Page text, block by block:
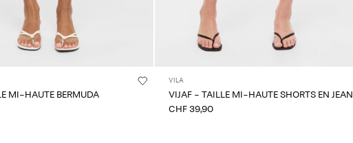
MI-HAUTE BERMUDA
VILA
VIJAF - TAILLE MI-HAUTE SHORTS EN JEAN
CHF 39,90